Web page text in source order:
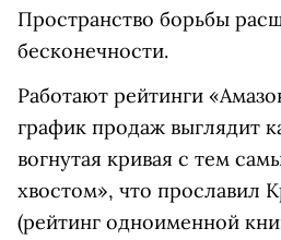
Пространство борьбы
бесконечности.
Работают рейтинги
график продаж выглядит
вогнутая кривая с тем
хвостом», что прославил
(рейтинг одноименной